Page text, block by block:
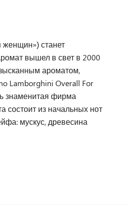
станет
вышел в свет в 2000
ароматом,
Lamborghini Overall For
знаменитая фирма
состоит из начальных нот
мускус, древесина